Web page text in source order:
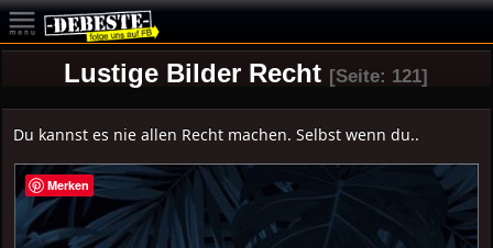
Lustige Bilder Recht [Seite: 121]
Du kannst es nie allen Recht machen. Selbst wenn du..
Merken